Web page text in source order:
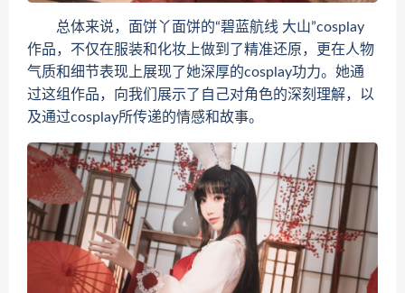
总体来说，面饼丫面饼的“碧蓝航线 大山”cosplay
作品，不仅在服装和化妆上做到了精准还原，更在人物
气质和细节表现上展现了她深厚的cosplay功力。她通
过这组作品，向我们展示了自己对角色的深刻理解，以
及通过cosplay所传递的情感和故事。